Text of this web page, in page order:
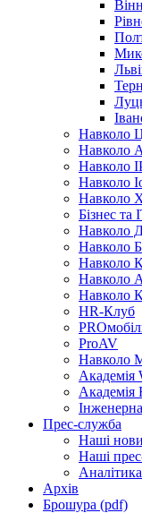
Навколо
Навколо
Навколо
Навколо
Навколо
Бізнес та
Навколо
Навколо
Навколо
Навколо
Навколо
HR-Клуб
ProAV
Навколо
Академія
Прес-служба
Наші
Наші
Архів
Брошура (pdf)